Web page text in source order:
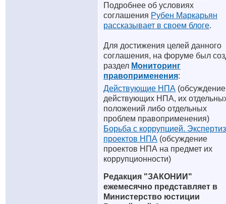
Подробнее об условиях
соглашения Рубен Маркарьян
рассказывает в своем блоге.
Для достижения целей данного
соглашения, на форуме был
раздел Мониторинг
правоприменения:
Действующие НПА (обсуждение
действующих НПА, их
положений либо отдельных
проблем правоприменения)
Борьба с коррупцией.
проектов НПА (обсуждение
проектов НПА на предмет их
коррупционности)
Редакция "ЗАКОНИИ"
ежемесячно представляет в
Министерство юстиции